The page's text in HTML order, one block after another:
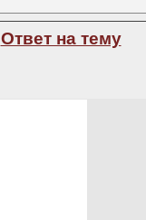
Ответ на тему